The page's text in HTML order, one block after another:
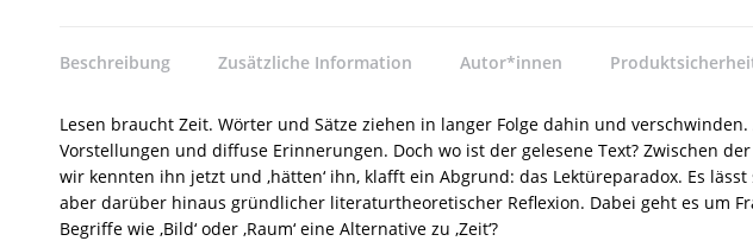
Beschreibung Zusätzliche Information Autor*innen
Lesen braucht Zeit. Wörter und Sätze ziehen in langer Folge dahin und
Vorstellungen und diffuse Erinnerungen. Doch wo ist der gelesene Text? Zwischen
wir kennten ihn jetzt und ‚hätten‘ ihn, klafft ein Abgrund: das Lektüreparadox. Es
aber darüber hinaus gründlicher literaturtheoretischer Reflexion. Dabei geht es um
Begriffe wie ‚Bild‘ oder ‚Raum‘ eine Alternative zu ‚Zeit‘?